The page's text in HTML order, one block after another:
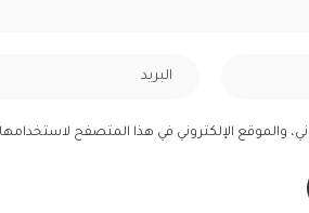
والموقع الإلكتروني في هذا المتصفح